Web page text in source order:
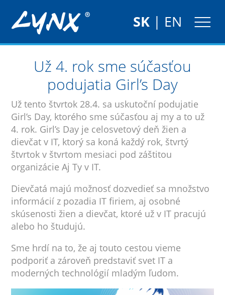
SK| EN
Už 4. rok sme súčasťou
podujatia Girl’s Day
Už tento štvrtok 28.4. sa uskutoční podujatie
Girl’s Day, ktorého sme súčasťou aj my a to už
4. rok. Girl’s Day je celosvetový deň žien a
dievčat v IT, ktorý sa koná každý rok, štvrtý
štvrtok v štvrtom mesiaci pod záštitou
organizácie Aj Ty v IT.
Dievčatá majú možnosť dozvedieť sa množstvo
informácií z pozadia IT firiem, aj osobné
skúsenosti žien a dievčat, ktoré už v IT pracujú
alebo ho študujú.
Sme hrdí na to, že aj touto cestou vieme
podporiť a zároveň predstaviť svet IT a
moderných technológií mladým ľudom.